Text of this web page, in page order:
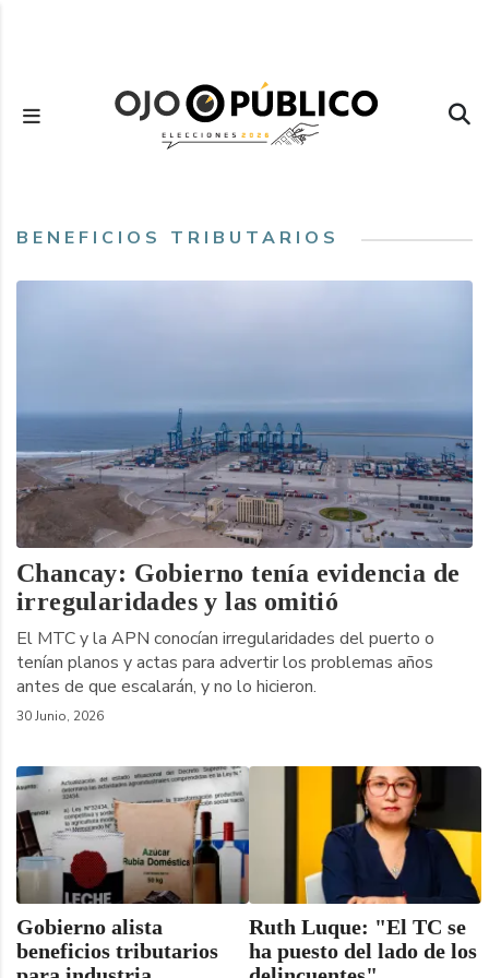
contenido
BENEFICIOS TRIBUTARIOS
Chancay: Gobierno tenía evidencia de
irregularidades y las omitió
El MTC y la APN conocían irregularidades del puerto o
tenían planos y actas para advertir los problemas años
antes de que escalarán, y no lo hicieron.
30 Junio, 2026
Gobierno alista
beneficios tributarios
Ruth Luque: "El TC se
ha puesto del lado de los